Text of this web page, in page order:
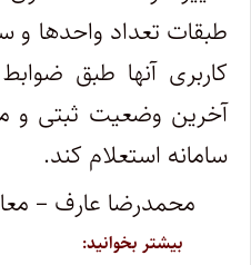
طبقات تعداد واحدها
کاربری آنها طبق
آخرین وضعیت ثبتی و
سامانه استعلام کند.
محمدرضا عارف –
بیشتر بخوانید: